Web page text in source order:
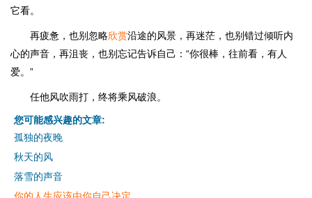
它看。
再疲惫，也别忽略欣赏沿途的风景，再迷茫，也别错过倾听内
心的声音，再沮丧，也别忘记告诉自己：“你很棒，往前看，有人
爱。”
任他风吹雨打，终将乘风破浪。
您可能感兴趣的文章:
孤独的夜晚
秋天的风
落雪的声音